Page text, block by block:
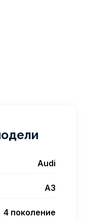
Audi
A3
4 поколение